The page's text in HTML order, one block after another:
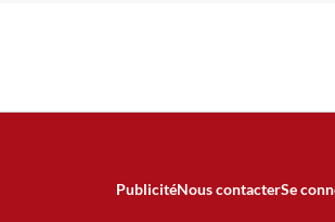
PublicitéNous contacterSe